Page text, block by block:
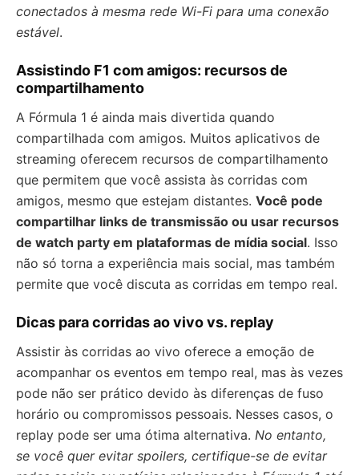
conectados à mesma rede Wi-Fi para uma conexão
estável.
Assistindo F1 com amigos: recursos de
compartilhamento
A Fórmula 1 é ainda mais divertida quando
compartilhada com amigos. Muitos aplicativos de
streaming oferecem recursos de compartilhamento
que permitem que você assista às corridas com
amigos, mesmo que estejam distantes. Você pode
compartilhar links de transmissão ou usar recursos
de watch party em plataformas de mídia social. Isso
não só torna a experiência mais social, mas também
permite que você discuta as corridas em tempo real.
Dicas para corridas ao vivo vs. replay
Assistir às corridas ao vivo oferece a emoção de
acompanhar os eventos em tempo real, mas às vezes
pode não ser prático devido às diferenças de fuso
horário ou compromissos pessoais. Nesses casos, o
replay pode ser uma ótima alternativa. No entanto,
se você quer evitar spoilers, certifique-se de evitar